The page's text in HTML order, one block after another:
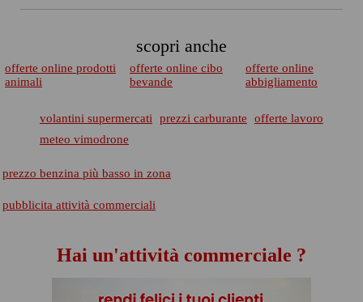
scopri anche
offerte online prodotti
animali
offerte online cibo
bevande
offerte online
abbigliamento
volantini supermercati prezzi carburante
offerte lavoro
meteo vimodrone
prezzo benzina più basso in zona
pubblicita attività commerciali
Hai un'attività commerciale ?